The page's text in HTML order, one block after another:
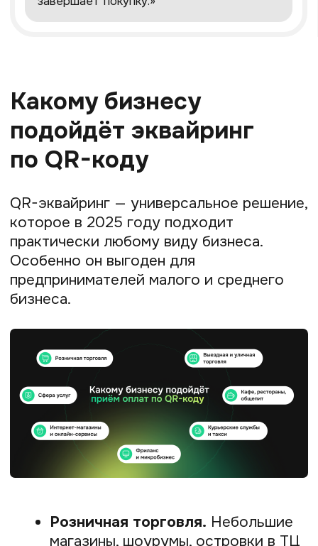
платёжные ссылки и QR-коды
поступают на счёт Prodamus сразу
после того, как клиент нажал
«Оплатить». Управляйте своей
выручкой без задержек.
Автоматические чеки.
суперсила. Prodamus сам
для каждой операции,
отправляет его покупателю
на почту и передаёт данные в ФНС.
Вам не нужно ничего делать
Приём платежей за 5 минут.Вам
не понадобится сайт или сложные
свой первый QR-код сразу после
в мессенджере или на упаковке
товара.
Главная причина, по которой
покупатель уходит без покупки —
неудобный процесс оплаты. Prodamus
уже решает эту проблему. Когда клиент
сканирует ваш QR-код, он попадает
на защищённую платёжную страницу,
способов оплаты: СБП, карты
Вам больше не нужно следить